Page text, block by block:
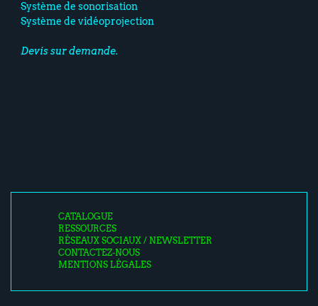
Système de sonorisation
Système de vidéoprojection
Devis sur demande.
CATALOGUE
RESSOURCES
RÉSEAUX SOCIAUX / NEWSLETTER
CONTACTEZ-NOUS
MENTIONS LÉGALES